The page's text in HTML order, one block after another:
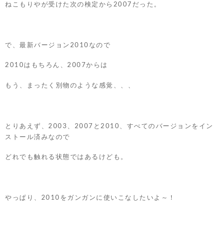
ねこもりやが受けた次の検定から2007だった。
で、最新バージョン2010なので
2010はもちろん、2007からは
もう、まったく別物のような感覚、、、
とりあえず、2003、2007と2010、すべてのバージョンをイン
ストール済みなので
どれでも触れる状態ではあるけども。
やっぱり、2010をガンガンに使いこなしたいよ～！